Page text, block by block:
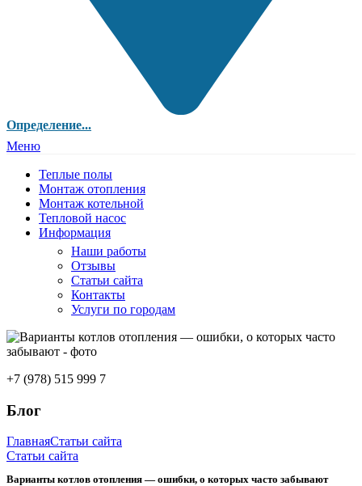
Определение...
Меню
Теплые полы
Монтаж отопления
Монтаж котельной
Тепловой насос
Информация
Наши работы
Отзывы
Статьи сайта
Контакты
Услуги по городам
+7 (978) 515 999 7
Блог
ГлавнаяСтатьи сайта
Статьи сайта
Варианты котлов отопления — ошибки, о которых часто забывают